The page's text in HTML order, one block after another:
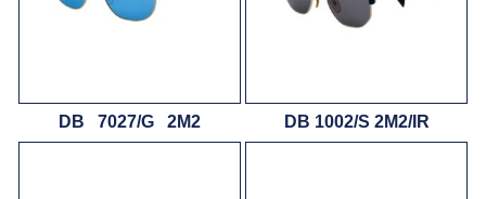
DB 7027/G 2M2 DB 1002/S 2M2/IR